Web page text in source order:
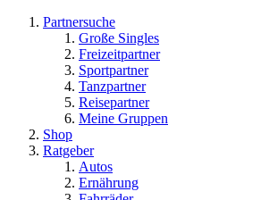
Partnersuche
Große Singles
Freizeitpartner
Sportpartner
Tanzpartner
Reisepartner
Meine Gruppen
Shop
Ratgeber
Autos
Ernährung